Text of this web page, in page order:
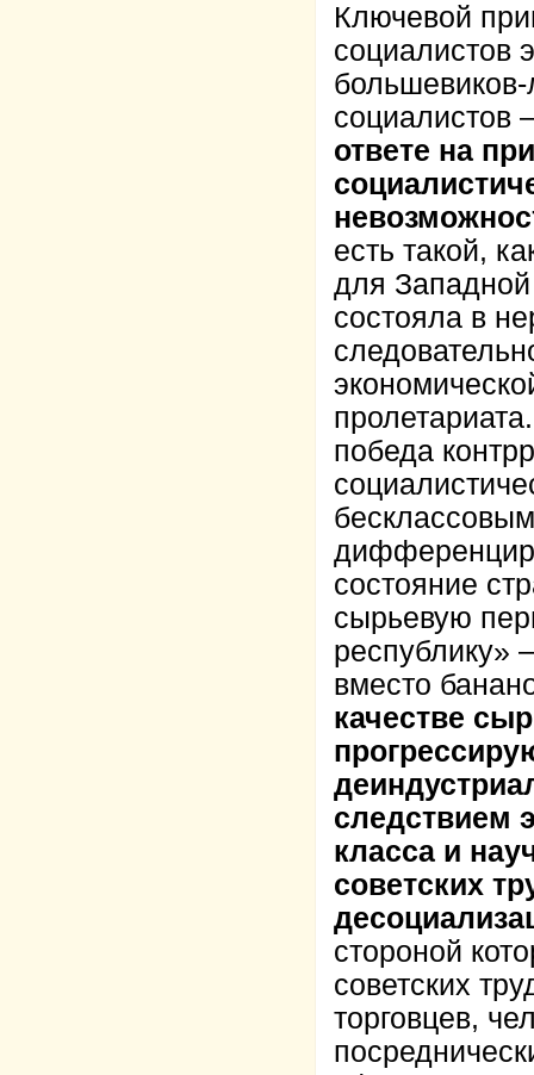
Ключевой
социалистов
социалистов
ответе на
есть такой,
для
состояла в
победа
состояние
сырьевую
республику»
вместо
качестве
следствием
класса и
советских
стороной
советских
торговцев,